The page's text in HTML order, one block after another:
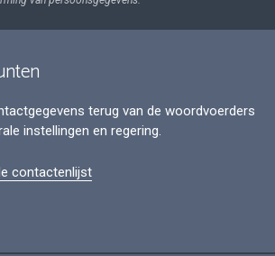
terug van de woordvoerders
instellingen en regering.
contactenlijst